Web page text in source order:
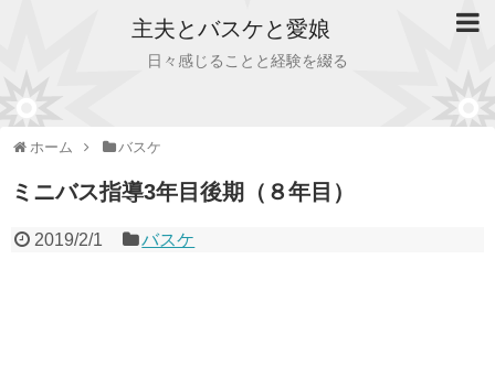
主夫とバスケと愛娘
日々感じることと経験を綴る
ホーム バスケ
ミニバス指導3年目後期（８年目）
2019/2/1 バスケ